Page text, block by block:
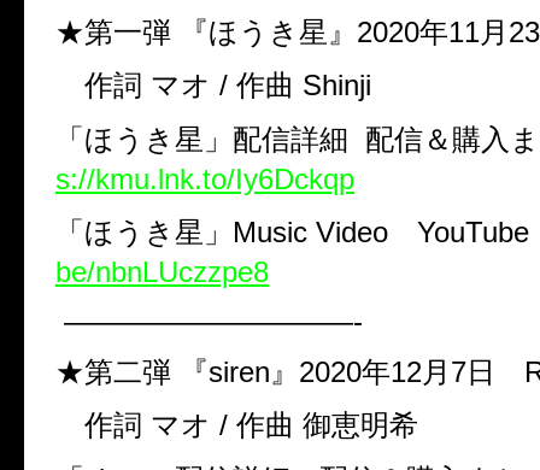
★第一弾
『ほうき星』 2020年11月 23
作詞 マオ / 作曲 Shinji
「ほうき星」配信詳細 配信＆購入
s://kmu.lnk.to/Iy6Dckqp
「ほうき星」 Music Video
be/nbnLUczzpe8
——————————-
★第二弾
『siren 』 2020年12月 7日
作詞 マオ / 作曲 御恵明希